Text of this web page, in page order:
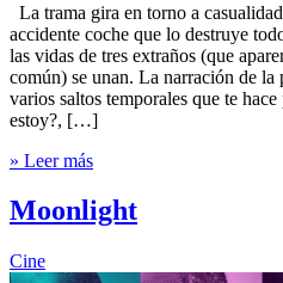
La trama gira en torno a
accidente coche que lo destruye
las vidas de tres extraños (que
común) se unan. La narración de
varios saltos temporales que te
estoy?, […]
» Leer más
Moonlight
Cine